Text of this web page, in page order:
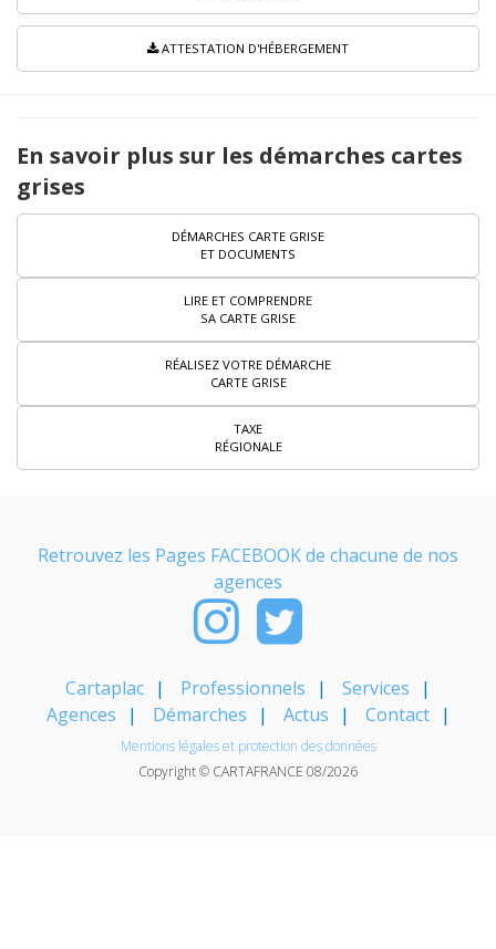
ATTESTATION D'HÉBERGEMENT
En savoir plus sur les démarches cartes
grises
DÉMARCHES CARTE GRISE
ET DOCUMENTS
LIRE ET COMPRENDRE
SA CARTE GRISE
RÉALISEZ VOTRE DÉMARCHE
CARTE GRISE
TAXE
RÉGIONALE
Retrouvez les Pages FACEBOOK de chacune de nos
agences
Cartaplac Professionnels
Services
Agences
Démarches Actus Contact
Mentions légales et protection des données
Copyright © CARTAFRANCE 08/2026